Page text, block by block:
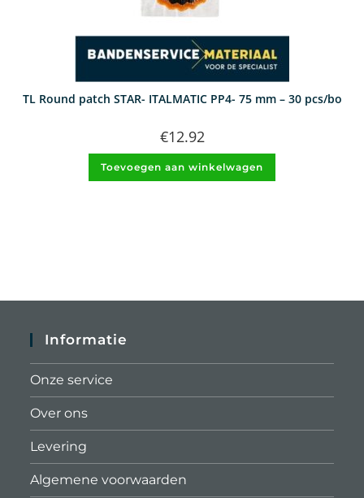
TL Round patch STAR- ITALMATIC PP4- 75 mm – 30 pcs/bo
€12.92
Toevoegen aan winkelwagen
Informatie
Onze service
Over ons
Levering
Algemene voorwaarden